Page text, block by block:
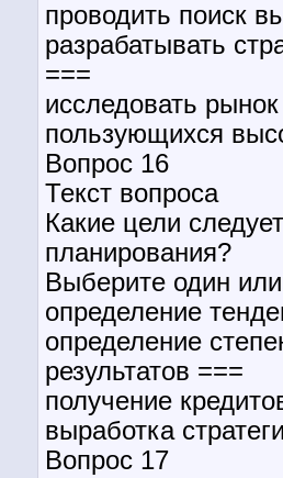
проводить поиск
разрабатывать
===
исследовать
пользующихся
Вопрос 16
Текст вопроса
Какие цели
планирования?
Выберите один
определение
определение
результатов ===
получение
выработка
Вопрос 17